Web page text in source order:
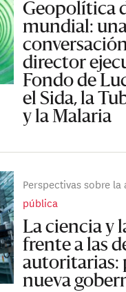
Geopolítica
mundial:
director
Fondo de
el Sida, la
y la Malaria
Perspectivas sobre
pública
La ciencia y
frente a las
autoritarias:
nueva